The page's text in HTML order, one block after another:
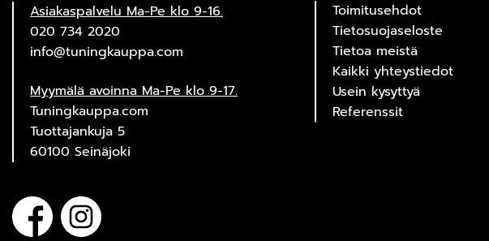
Asiakaspalvelu Ma-Pe klo 9-16.
020 734 2020
info@tuningkauppa.com
Myymälä avoinna Ma-Pe klo 9-17.
Tuningkauppa.com
Tuottajankuja 5
60100 Seinäjoki
Toimitusehdot
Tietosuojaseloste
Tietoa meistä
Kaikki yhteystiedot
Usein kysyttyä
Referenssit